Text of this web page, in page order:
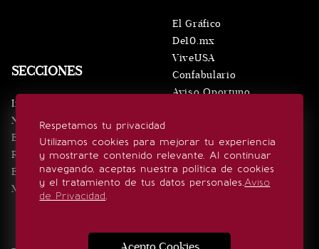
Respetamos tu privacidad
Utilizamos cookies para mejorar tu experiencia
y mostrarte contenido relevante. Al continuar
navegando, aceptas nuestra política de cookies
y el tratamiento de tus datos personales.Aviso
de Privacidad.
SECCIONES
Inicio
Noticias
Eventos
Realeza
Estilo de vida
Minuto x Minuto
El Gráfico
De10.mx
ViveUSA
Confabulario
Aviso Oportuno
SÍGUENOS